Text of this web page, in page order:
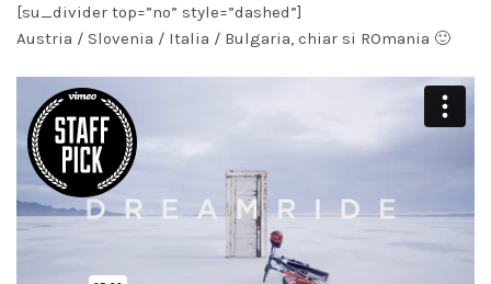
[su_divider top=”no” style=”dashed”]
Austria / Slovenia / Italia / Bulgaria, chiar si ROmania 🙂